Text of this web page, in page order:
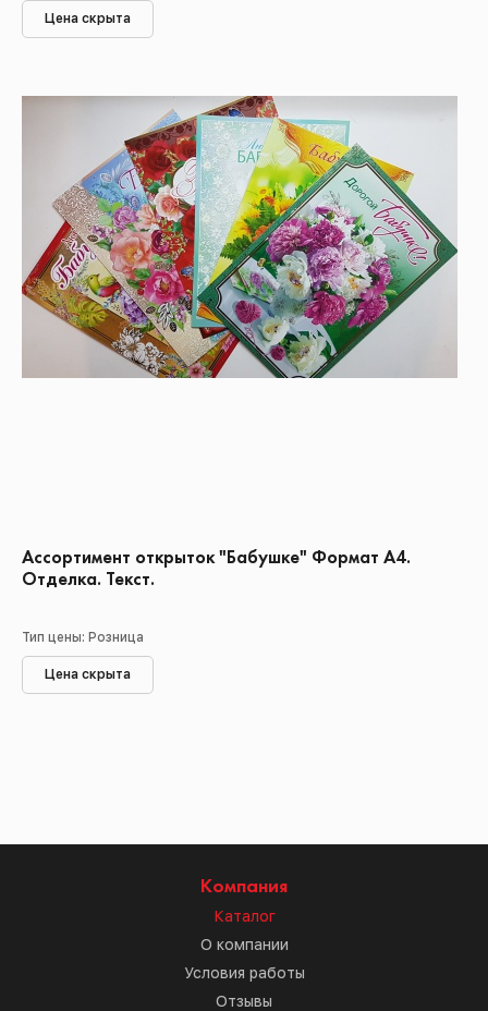
Цена скрыта
Ассортимент открыток "Бабушке" Формат А4.
Отделка. Текст.
Тип цены: Розница
Цена скрыта
Компания
Каталог
О компании
Условия работы
Отзывы